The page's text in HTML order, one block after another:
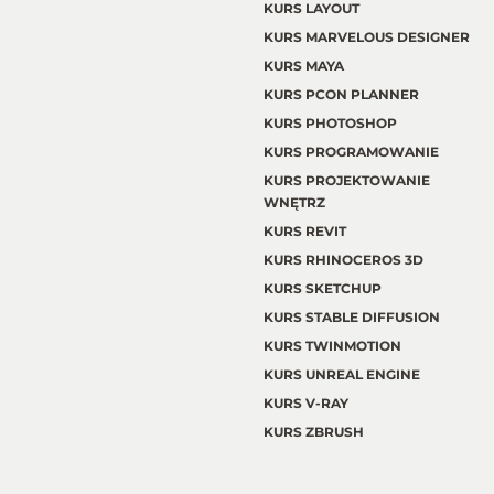
KURS LAYOUT
KURS MARVELOUS DESIGNER
KURS MAYA
KURS PCON PLANNER
KURS PHOTOSHOP
KURS PROGRAMOWANIE
KURS PROJEKTOWANIE
WNĘTRZ
KURS REVIT
KURS RHINOCEROS 3D
KURS SKETCHUP
KURS STABLE DIFFUSION
KURS TWINMOTION
KURS UNREAL ENGINE
KURS V-RAY
KURS ZBRUSH